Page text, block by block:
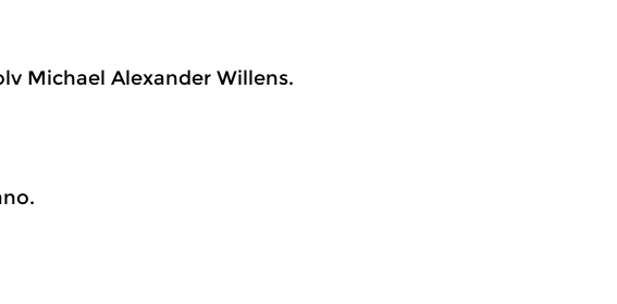
Michael Alexander Willens.